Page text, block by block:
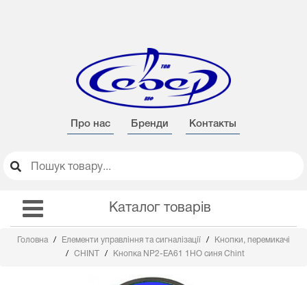
Про нас Бренди Контакты
Каталог товарів
Головна Елементи управління та сигналізації
Кнопки, перемикачі
CHINT
Кнопка NP2-EA61 1НО синя Chint